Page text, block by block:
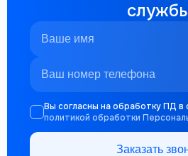
Вы согласны на обработку ПД в
политикой обработки
Заказать